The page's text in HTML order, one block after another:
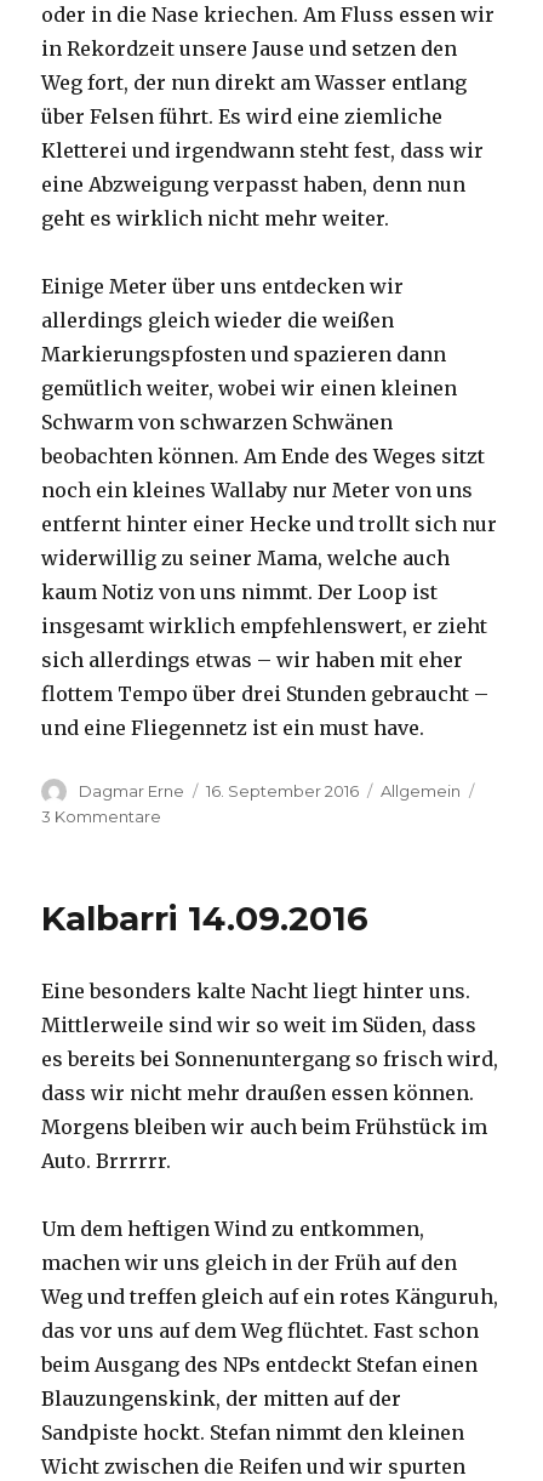
oder in die Nase kriechen. Am Fluss essen wir
in Rekordzeit unsere Jause und setzen den
Weg fort, der nun direkt am Wasser entlang
über Felsen führt. Es wird eine ziemliche
Kletterei und irgendwann steht fest, dass wir
eine Abzweigung verpasst haben, denn nun
geht es wirklich nicht mehr weiter.
Einige Meter über uns entdecken wir
allerdings gleich wieder die weißen
Markierungspfosten und spazieren dann
gemütlich weiter, wobei wir einen kleinen
Schwarm von schwarzen Schwänen
beobachten können. Am Ende des Weges sitzt
noch ein kleines Wallaby nur Meter von uns
entfernt hinter einer Hecke und trollt sich nur
widerwillig zu seiner Mama, welche auch
kaum Notiz von uns nimmt. Der Loop ist
insgesamt wirklich empfehlenswert, er zieht
sich allerdings etwas – wir haben mit eher
flottem Tempo über drei Stunden gebraucht –
und eine Fliegennetz ist ein must have.
Autor
Dagmar Erne
Veröffentlicht
16. September 2016 Kategorien
Allgemein
3 Kommentare
Kalbarri 14.09.2016
Eine besonders kalte Nacht liegt hinter uns.
Mittlerweile sind wir so weit im Süden, dass
es bereits bei Sonnenuntergang so frisch wird,
dass wir nicht mehr draußen essen können.
Morgens bleiben wir auch beim Frühstück im
Auto. Brrrrrr.
Um dem heftigen Wind zu entkommen,
machen wir uns gleich in der Früh auf den
Weg und treffen gleich auf ein rotes Känguruh,
das vor uns auf dem Weg flüchtet. Fast schon
beim Ausgang des NPs entdeckt Stefan einen
Blauzungenskink, der mitten auf der
Sandpiste hockt. Stefan nimmt den kleinen
Wicht zwischen die Reifen und wir spurten